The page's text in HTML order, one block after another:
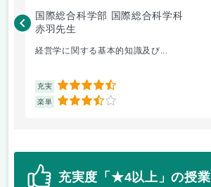
国際総合科学部 国際総合科学科
赤羽先生
経営学に関する基本的知識及び...
充実 4.5
楽単 3.5
充実度「★4以上」の授業